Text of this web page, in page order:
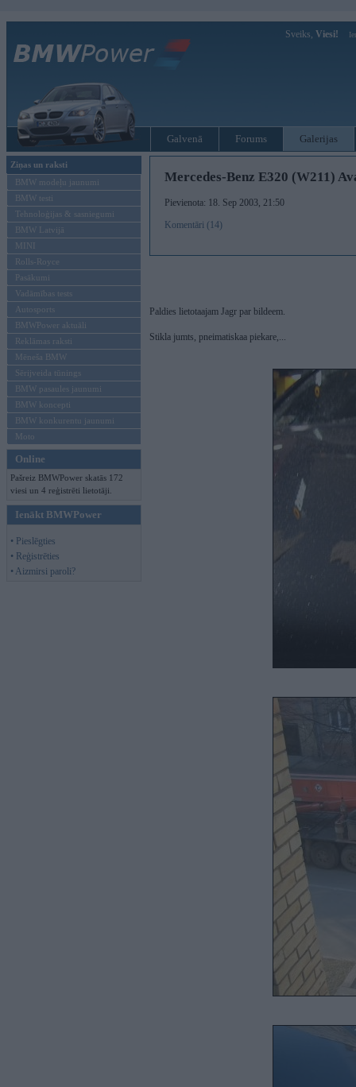
Sveiks, Viesi!
Galvenā Forums Galerijas
Ziņas un raksti
BMW modeļu jaunumi
BMW testi
Tehnoloģijas & sasniegumi
BMW Latvijā
MINI
Rolls-Royce
Pasākumi
Vadāmības tests
Autosports
BMWPower aktuāli
Reklāmas raksti
Mēneša BMW
Sērijveida tūnings
BMW pasaules jaunumi
BMW koncepti
BMW konkurentu jaunumi
Moto
Online
Pašreiz BMWPower skatās 172
viesi un 4 reģistrēti lietotāji.
Ienākt BMWPower
• Pieslēgties
• Reģistrēties
• Aizmirsi paroli?
Mercedes-Benz E320 (W211)
Pievienota: 18. Sep 2003, 21:50
Komentāri (14)
Paldies lietotaajam Jagr par bildeem.
Stikla jumts, pneimatiskaa piekare,...